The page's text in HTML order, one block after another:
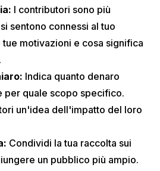
I contributori sono più
sentono connessi al tuo
motivazioni e cosa significa
Indica quanto denaro
per quale scopo specifico.
un'idea dell'impatto del loro
Condividi la tua raccolta sui
un pubblico più ampio.